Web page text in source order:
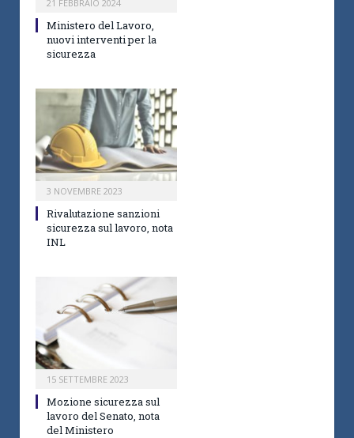
21 FEBBRAIO 2024
Ministero del Lavoro,
nuovi interventi per la
sicurezza
3 NOVEMBRE 2023
Rivalutazione sanzioni
sicurezza sul lavoro, nota
INL
15 SETTEMBRE 2023
Mozione sicurezza sul
lavoro del Senato, nota
del Ministero